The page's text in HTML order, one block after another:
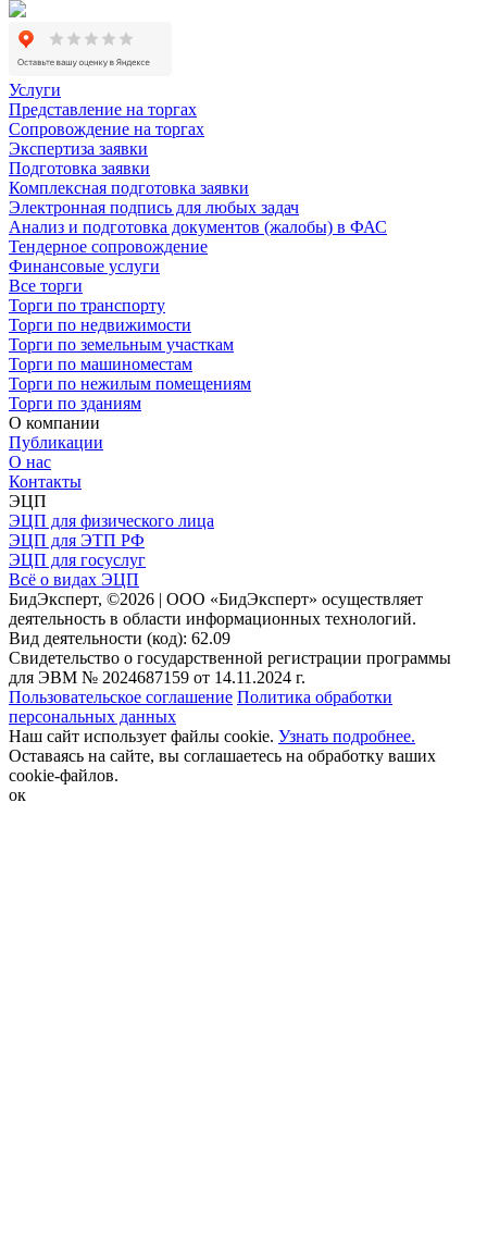
Услуги
Представление на торгах
Сопровождение на торгах
Экспертиза заявки
Подготовка заявки
Комплексная подготовка заявки
Электронная подпись для любых задач
Анализ и подготовка документов (жалобы) в ФАС
Тендерное сопровождение
Финансовые услуги
Все торги
Торги по транспорту
Торги по недвижимости
Торги по земельным участкам
Торги по машиноместам
Торги по нежилым помещениям
Торги по зданиям
О компании
Публикации
О нас
Контакты
ЭЦП
ЭЦП для физического лица
ЭЦП для ЭТП РФ
ЭЦП для госуслуг
Всё о видах ЭЦП
БидЭксперт, ©2026 | ООО «БидЭксперт» осуществляет
деятельность в области информационных технологий.
Вид деятельности (код): 62.09
Свидетельство о государственной регистрации программы
для ЭВМ № 2024687159 от 14.11.2024 г.
Пользовательское соглашение Политика обработки
персональных данных
Наш сайт использует файлы cookie. Узнать подробнее.
Оставаясь на сайте, вы соглашаетесь на обработку ваших
cookie-файлов.
ок